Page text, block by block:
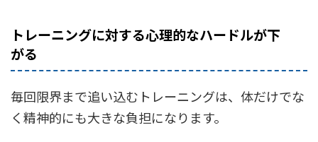
トレーニングに対する心理的なハードルが下
がる
毎回限界まで追い込むトレーニングは、体だけでな
く精神的にも大きな負担になります。